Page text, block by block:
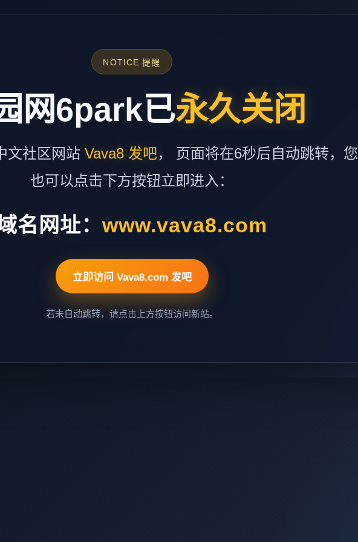
NOTICE 提醒
网6park已永久关闭
文社区网站 Vava8 发吧， 页面将在6秒后自动跳转，您
也可以点击下方按钮立即进入：
名网址： www.vava8.com
立即访问 Vava8.com 发吧
若未自动跳转，请点击上方按钮访问新站。